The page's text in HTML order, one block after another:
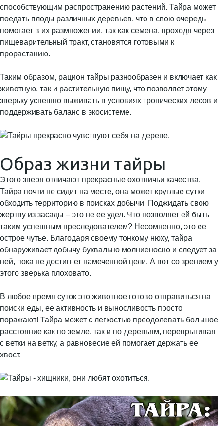
способствующим распространению растений. Тайра может
поедать плоды различных деревьев, что в свою очередь
помогает в их размножении, так как семена, проходя через
пищеварительный тракт, становятся готовыми к
прорастанию.
Таким образом, рацион тайры разнообразен и включает как
животную, так и растительную пищу, что позволяет этому
зверьку успешно выживать в условиях тропических лесов и
поддерживать баланс в экосистеме.
Образ жизни тайры
Этого зверя отличают прекрасные охотничьи качества.
Тайра почти не сидит на месте, она может круглые сутки
обходить территорию в поисках добычи. Поджидать свою
жертву из засады – это не ее удел. Что позволяет ей быть
таким успешным преследователем? Несомненно, это ее
острое чутье. Благодаря своему тонкому нюху, тайра
обнаруживает добычу буквально молниеносно и следует за
ней, пока не достигнет намеченной цели. А вот со зрением у
этого зверька плоховато.
В любое время суток это животное готово отправиться на
поиски еды, ее активность и выносливость просто
поражают! Тайра может с легкостью преодолевать большое
расстояние как по земле, так и по деревьям, перепрыгивая
с ветки на ветку, а равновесие ей помогает держать ее
хвост.